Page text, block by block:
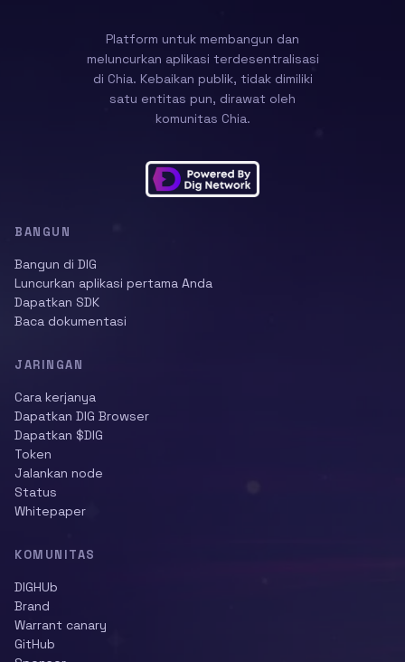
Platform untuk membangun dan
meluncurkan aplikasi terdesentralisasi
di Chia. Kebaikan publik, tidak dimiliki
satu entitas pun, dirawat oleh
komunitas Chia.
BANGUN
Bangun di DIG
Luncurkan aplikasi pertama Anda
Dapatkan SDK
Baca dokumentasi
JARINGAN
Cara kerjanya
Dapatkan DIG Browser
Dapatkan $DIG
Token
Jalankan node
Status
Whitepaper
KOMUNITAS
DIGHUb
Brand
Warrant canary
GitHub